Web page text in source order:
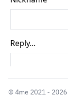
© 4me 2021 - 2026